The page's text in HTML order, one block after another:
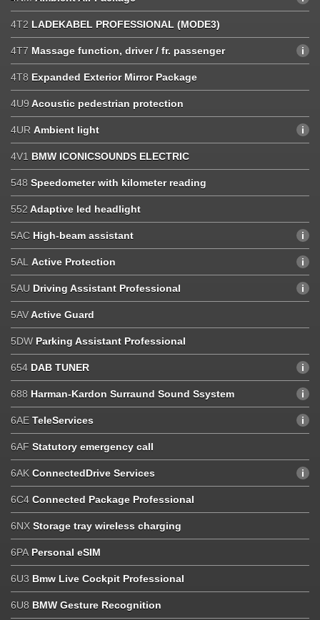
4T2 LADEKABEL PROFESSIONAL (MODE3)
4T7 Massage function, driver / fr. passenger
4T8 Expanded Exterior Mirror Package
4U9 Acoustic pedestrian protection
4UR Ambient light
4V1 BMW ICONICSOUNDS ELECTRIC
548 Speedometer with kilometer reading
552 Adaptive led headlight
5AC High-beam assistant
5AL Active Protection
5AU Driving Assistant Professional
5AVActive Guard
5DW Parking Assistant Professional
654 DAB TUNER
688 Harman-Kardon Surraund Sound Ssystem
6AE TeleServices
6AF Statutory emergency call
6AK ConnectedDrive Services
6C4 Connected Package Professional
6NX Storage tray wireless charging
6PA Personal eSIM
6U3 Bmw Live Cockpit Professional
6U8 BMW Gesture Recognition